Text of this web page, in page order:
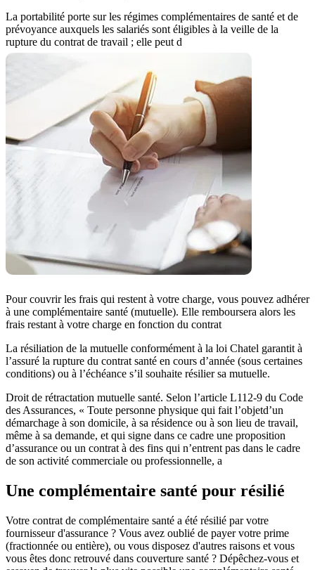
La portabilité porte sur les régimes complémentaires de santé et de
prévoyance auxquels les salariés sont éligibles à la veille de la
rupture du contrat de travail ; elle peut d
Pour couvrir les frais qui restent à votre charge, vous pouvez adhérer
à une complémentaire santé (mutuelle). Elle remboursera alors les
frais restant à votre charge en fonction du contrat
La résiliation de la mutuelle conformément à la loi Chatel garantit à
l’assuré la rupture du contrat santé en cours d’année (sous certaines
conditions) ou à l’échéance s’il souhaite résilier sa mutuelle.
Droit de rétractation mutuelle santé. Selon l’article L112-9 du Code
des Assurances, « Toute personne physique qui fait l’objetd’un
démarchage à son domicile, à sa résidence ou à son lieu de travail,
même à sa demande, et qui signe dans ce cadre une proposition
d’assurance ou un contrat à des fins qui n’entrent pas dans le cadre
de son activité commerciale ou professionnelle, a
Une complémentaire santé pour résilié
Votre contrat de complémentaire santé a été résilié par votre
fournisseur d'assurance ? Vous avez oublié de payer votre prime
(fractionnée ou entière), ou vous disposez d'autres raisons et vous
vous êtes donc retrouvé dans couverture santé ? Dépêchez-vous et